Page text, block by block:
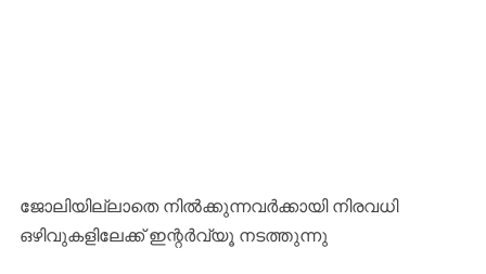
ജോലിയില്ലാതെ നിൽക്കുന്നവർക്കായി നിരവധി
ഒഴിവുകളിലേക്ക് ഇന്റർവ്യൂ നടത്തുന്നു